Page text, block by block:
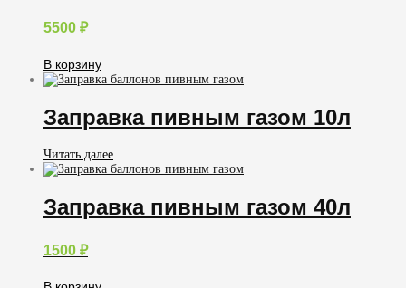
5500 ₽
В корзину
Заправка пивным газом 10л
Читать далее
Заправка пивным газом 40л
1500 ₽